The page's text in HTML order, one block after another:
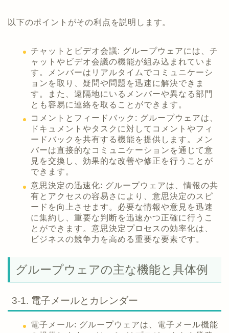
以下のポイントがその利点を説明します。
チャットとビデオ会議: グループウェアには、チ
ャットやビデオ会議の機能が組み込まれていま
す。メンバーはリアルタイムでコミュニケーシ
ョンを取り、疑問や問題を迅速に解決できま
す。また、遠隔地にいるメンバーや異なる部門
とも容易に連絡を取ることができます。
コメントとフィードバック: グループウェアは、
ドキュメントやタスクに対してコメントやフィ
ードバックを共有する機能を提供します。メン
バーは直接的なコミュニケーションを通じて意
見を交換し、効果的な改善や修正を行うことが
できます。
意思決定の迅速化: グループウェアは、情報の共
有とアクセスの容易さにより、意思決定のスピ
ードを向上させます。必要な情報や意見を迅速
に集約し、重要な判断を迅速かつ正確に行うこ
とができます。意思決定プロセスの効率化は、
ビジネスの競争力を高める重要な要素です。
グループウェアの主な機能と具体例
3-1. 電子メールとカレンダー
電子メール: グループウェアは、電子メール機能